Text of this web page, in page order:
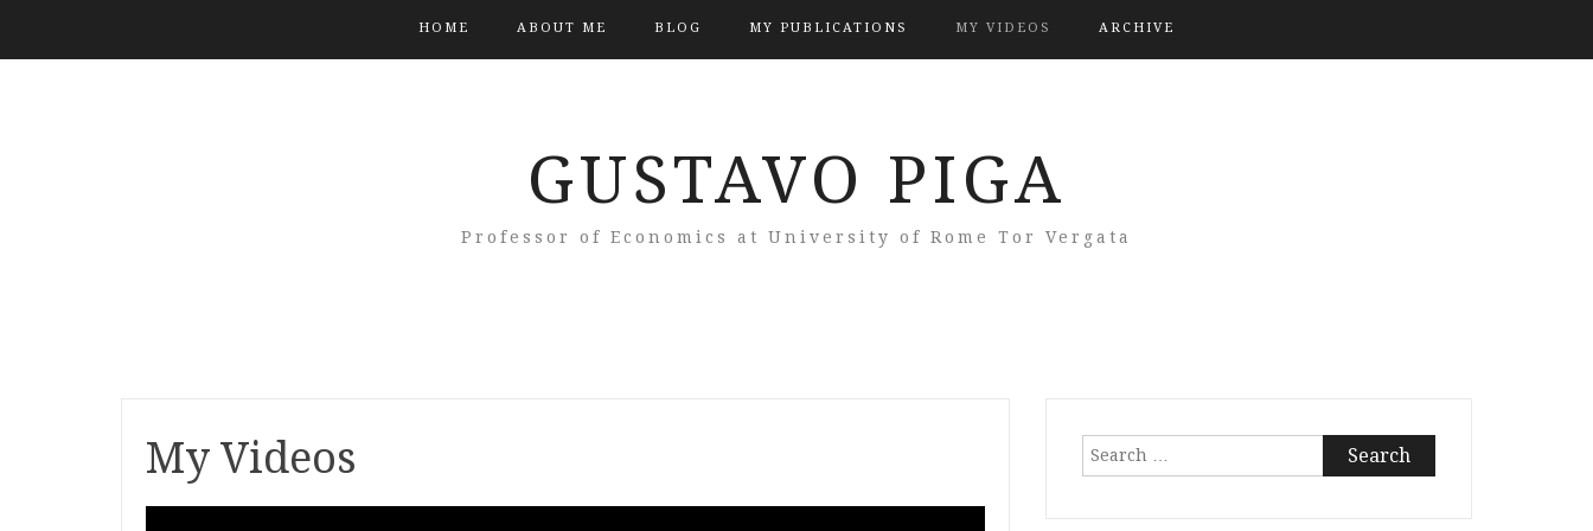
HOME ABOUT ME BLOG MY PUBLICATIONS MY VIDEOS ARCHIVE
GUSTAVO PIGA
Professor of Economics at University of Rome Tor Vergata
My Videos
Search